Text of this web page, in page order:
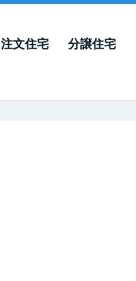
注文住宅 分譲住宅